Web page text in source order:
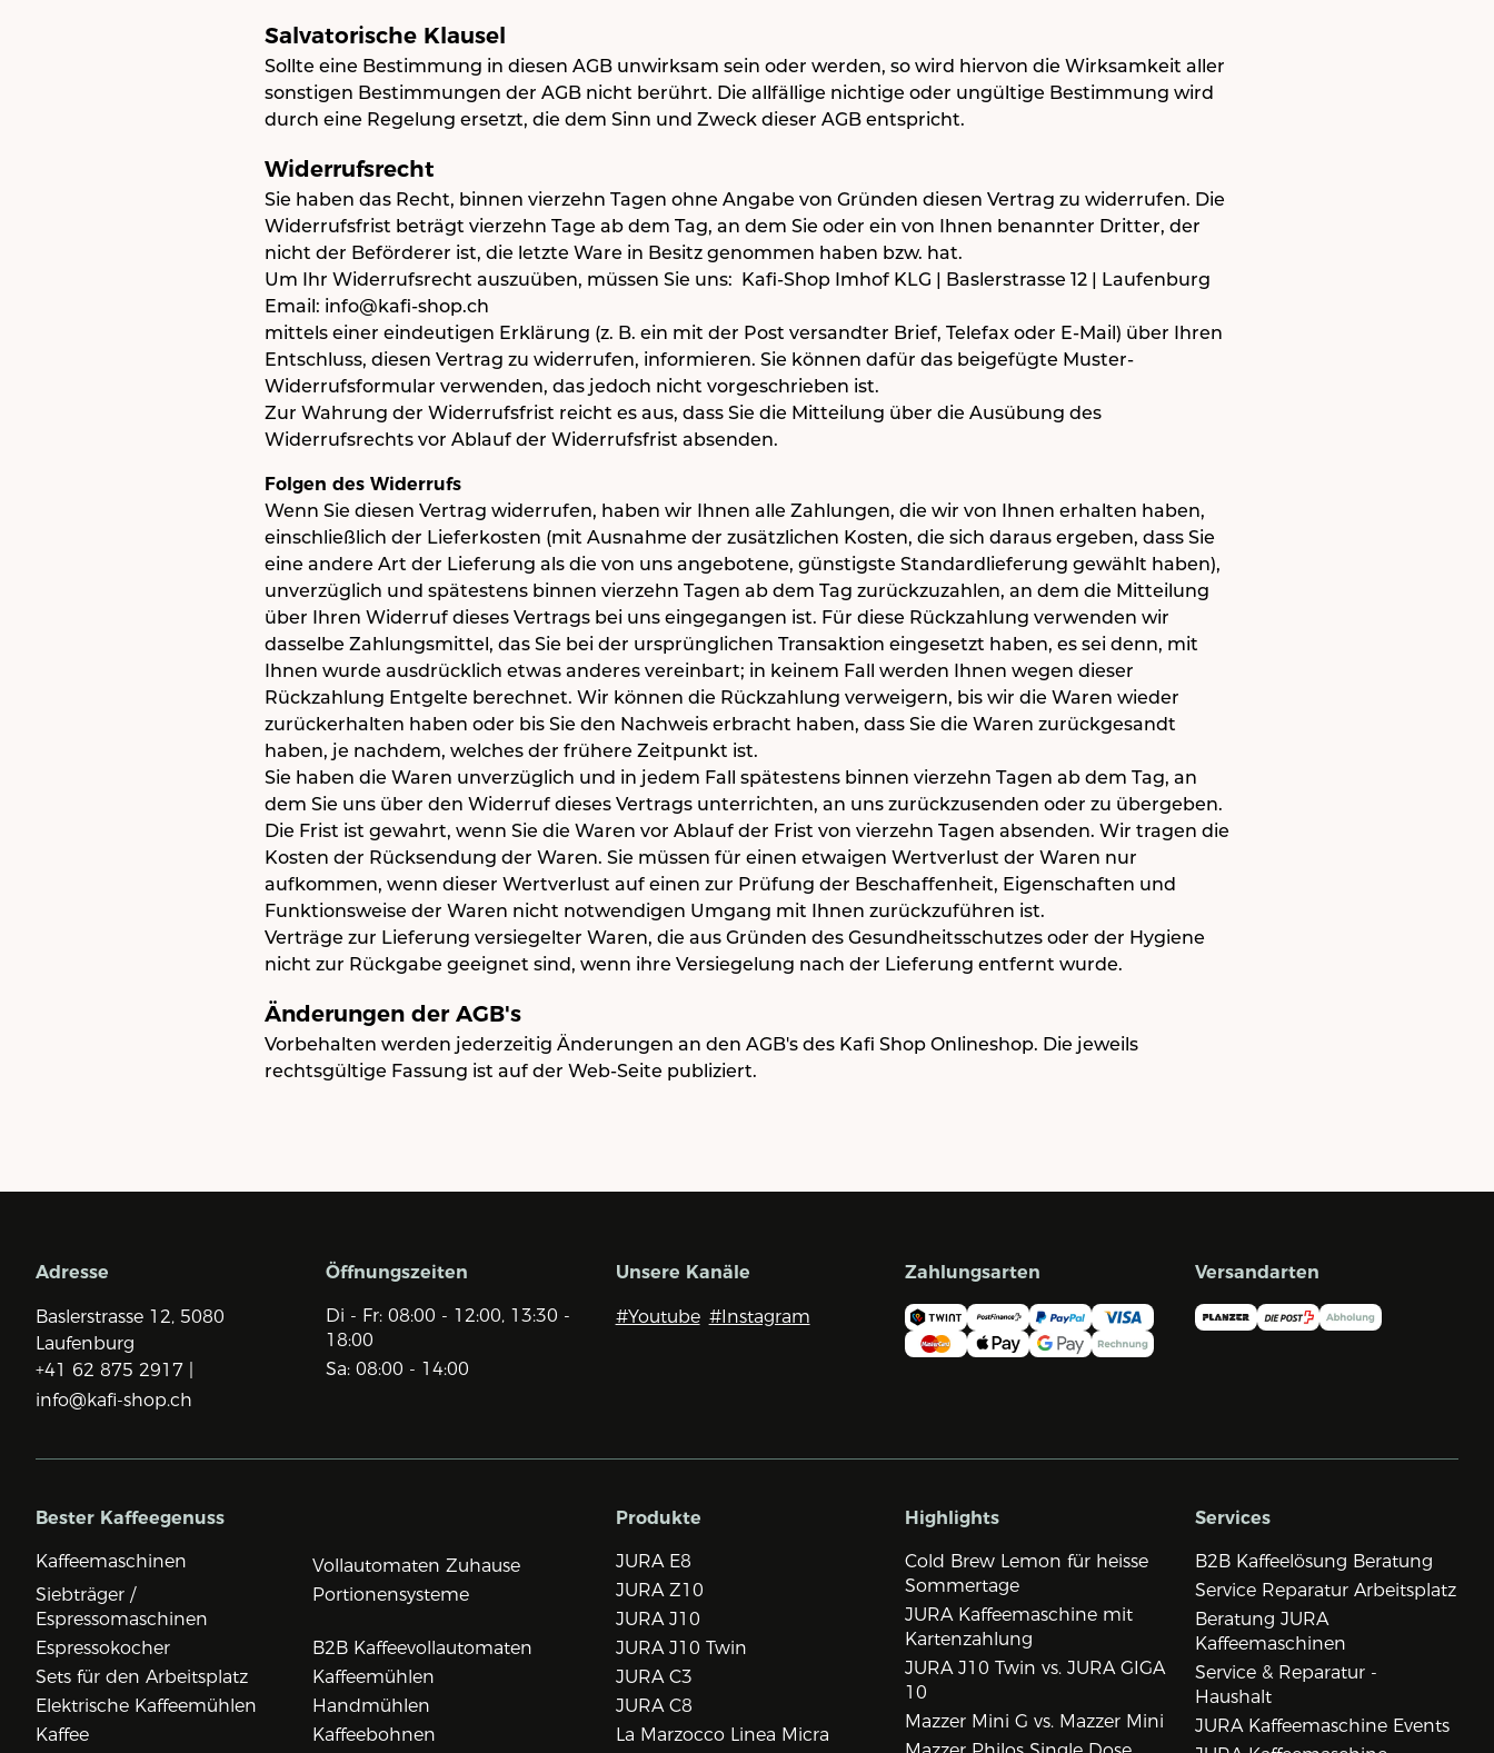
Salvatorische Klausel
Sollte eine Bestimmung in diesen AGB unwirksam sein oder werden, so wird hiervon die Wirksamkeit aller
sonstigen Bestimmungen der AGB nicht berührt. Die allfällige nichtige oder ungültige Bestimmung wird
durch eine Regelung ersetzt, die dem Sinn und Zweck dieser AGB entspricht.
Widerrufsrecht
Sie haben das Recht, binnen vierzehn Tagen ohne Angabe von Gründen diesen Vertrag zu widerrufen. Die
Widerrufsfrist beträgt vierzehn Tage ab dem Tag, an dem Sie oder ein von Ihnen benannter Dritter, der
nicht der Beförderer ist, die letzte Ware in Besitz genommen haben bzw. hat.
Um Ihr Widerrufsrecht auszuüben, müssen Sie uns: Kafi-Shop Imhof KLG | Baslerstrasse 12 | Laufenburg
Email: info@kafi-shop.ch
mittels einer eindeutigen Erklärung (z. B. ein mit der Post versandter Brief, Telefax oder E-Mail) über Ihren
Entschluss, diesen Vertrag zu widerrufen, informieren. Sie können dafür das beigefügte Muster-
Widerrufsformular verwenden, das jedoch nicht vorgeschrieben ist.
Zur Wahrung der Widerrufsfrist reicht es aus, dass Sie die Mitteilung über die Ausübung des
Widerrufsrechts vor Ablauf der Widerrufsfrist absenden.
Folgen des Widerrufs
Wenn Sie diesen Vertrag widerrufen, haben wir Ihnen alle Zahlungen, die wir von Ihnen erhalten haben,
einschließlich der Lieferkosten (mit Ausnahme der zusätzlichen Kosten, die sich daraus ergeben, dass Sie
eine andere Art der Lieferung als die von uns angebotene, günstigste Standardlieferung gewählt haben),
unverzüglich und spätestens binnen vierzehn Tagen ab dem Tag zurückzuzahlen, an dem die Mitteilung
über Ihren Widerruf dieses Vertrags bei uns eingegangen ist. Für diese Rückzahlung verwenden wir
dasselbe Zahlungsmittel, das Sie bei der ursprünglichen Transaktion eingesetzt haben, es sei denn, mit
Ihnen wurde ausdrücklich etwas anderes vereinbart; in keinem Fall werden Ihnen wegen dieser
Rückzahlung Entgelte berechnet. Wir können die Rückzahlung verweigern, bis wir die Waren wieder
zurückerhalten haben oder bis Sie den Nachweis erbracht haben, dass Sie die Waren zurückgesandt
haben, je nachdem, welches der frühere Zeitpunkt ist.
Sie haben die Waren unverzüglich und in jedem Fall spätestens binnen vierzehn Tagen ab dem Tag, an
dem Sie uns über den Widerruf dieses Vertrags unterrichten, an uns zurückzusenden oder zu übergeben.
Die Frist ist gewahrt, wenn Sie die Waren vor Ablauf der Frist von vierzehn Tagen absenden. Wir tragen die
Kosten der Rücksendung der Waren. Sie müssen für einen etwaigen Wertverlust der Waren nur
aufkommen, wenn dieser Wertverlust auf einen zur Prüfung der Beschaffenheit, Eigenschaften und
Funktionsweise der Waren nicht notwendigen Umgang mit Ihnen zurückzuführen ist.
Verträge zur Lieferung versiegelter Waren, die aus Gründen des Gesundheitsschutzes oder der Hygiene
nicht zur Rückgabe geeignet sind, wenn ihre Versiegelung nach der Lieferung entfernt wurde.
Änderungen der AGB's
Vorbehalten werden jederzeitig Änderungen an den AGB's des Kafi Shop Onlineshop. Die jeweils
rechtsgültige Fassung ist auf der Web-Seite publiziert.
Adresse
Baslerstrasse 12, 5080
Laufenburg
+41 62 875 2917 |
info@kafi-shop.ch
Öffnungszeiten
Di - Fr: 08:00 - 12:00, 13:30 -
18:00
Sa: 08:00 - 14:00
Unsere Kanäle
#Youtube #Instagram
Zahlungsarten Versandarten
Bester Kaffeegenuss
Kaffeemaschinen
Vollautomaten Zuhause
Siebträger /
Espressomaschinen
Portionensysteme
Espressokocher
B2B Kaffeevollautomaten
Sets für den Arbeitsplatz
Kaffeemühlen
Elektrische Kaffeemühlen
Handmühlen
Kaffee
Kaffeebohnen
Produkte
JURA E8
JURA Z10
JURA J10
JURA J10 Twin
JURA C3
JURA C8
La Marzocco Linea Micra
Highlights
Cold Brew Lemon für heisse
Sommertage
JURA Kaffeemaschine mit
Kartenzahlung
JURA J10 Twin vs. JURA GIGA
10
Mazzer Mini G vs. Mazzer Mini
Services
B2B Kaffeelösung Beratung
Service Reparatur Arbeitsplatz
Beratung JURA
Kaffeemaschinen
Service & Reparatur -
Haushalt
JURA Kaffeemaschine Events